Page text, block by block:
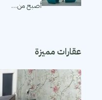
أصبح من…
عقارات مميزة